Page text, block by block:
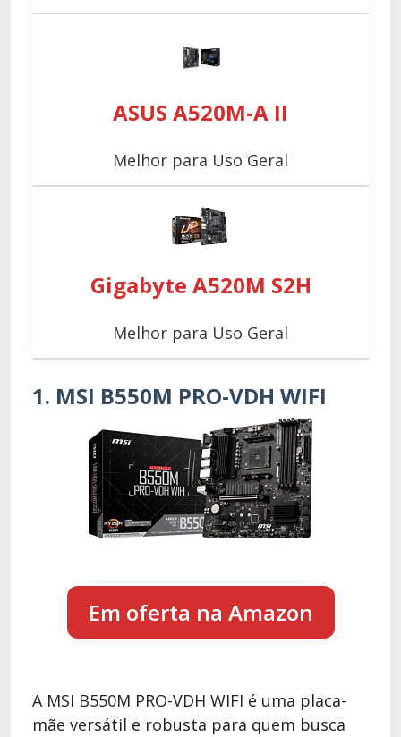
ASUS A520M-A II
Melhor para Uso Geral
Gigabyte A520M S2H
Melhor para Uso Geral
1. MSI B550M PRO-VDH WIFI
Em oferta na Amazon
A MSI B550M PRO-VDH WIFI é uma placa-
mãe versátil e robusta para quem busca